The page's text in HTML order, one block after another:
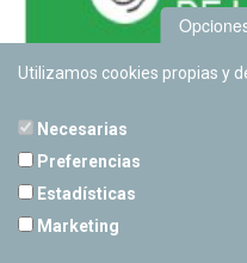
Utilizamos cookies propias y
Necesarias
Preferencias
Estadísticas
Marketing